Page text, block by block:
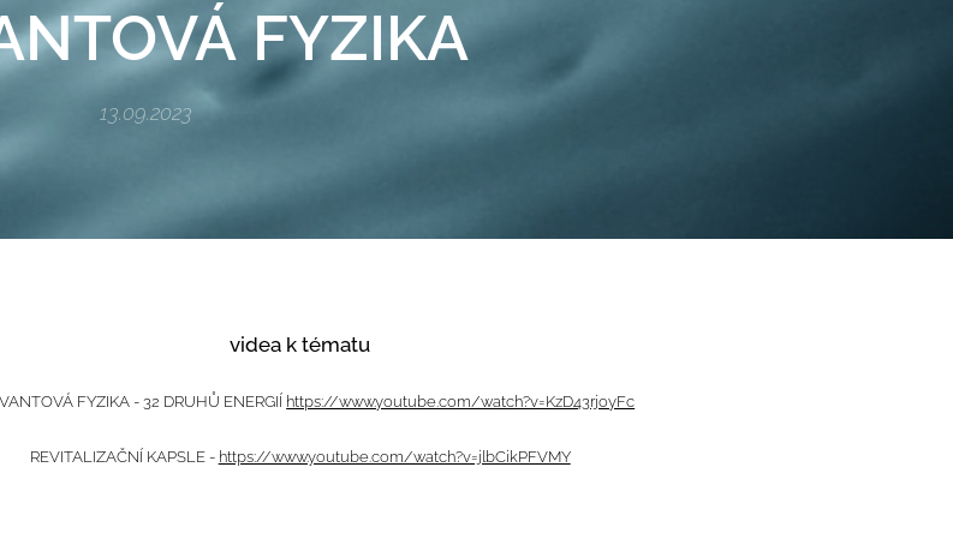
FYZIKA
13.09.2023
videa k tématu
FYZIKA - 32 DRUHŮ ENERGIÍ https://www.youtube.com/watch?v=KzD43rjoyFc
REVITALIZAČNÍ KAPSLE - https://www.youtube.com/watch?v=jlbCikPFVMY